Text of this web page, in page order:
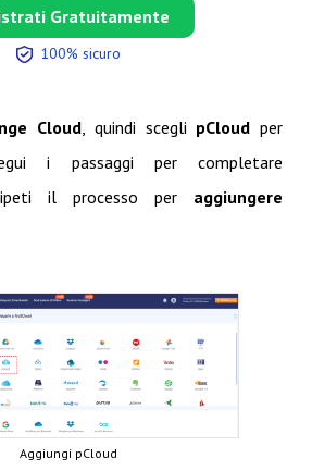
Gratuitamente
100% sicuro
Cloud , quindi scegli pCloud per
i passaggi per completare
il processo per aggiungere
Aggiungi pCloud